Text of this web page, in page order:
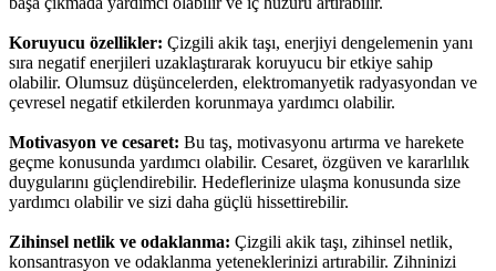
Koruyucu özellikler: Çizgili akik taşı, enerjiyi dengelemenin yanı
sıra negatif enerjileri uzaklaştırarak koruyucu bir etkiye sahip
olabilir. Olumsuz düşüncelerden, elektromanyetik radyasyondan ve
çevresel negatif etkilerden korunmaya yardımcı olabilir.
Motivasyon ve cesaret: Bu taş, motivasyonu artırma ve harekete
geçme konusunda yardımcı olabilir. Cesaret, özgüven ve kararlılık
duygularını güçlendirebilir. Hedeflerinize ulaşma konusunda size
yardımcı olabilir ve sizi daha güçlü hissettirebilir.
Zihinsel netlik ve odaklanma: Çizgili akik taşı, zihinsel netlik,
konsantrasyon ve odaklanma yeteneklerinizi artırabilir. Zihninizi